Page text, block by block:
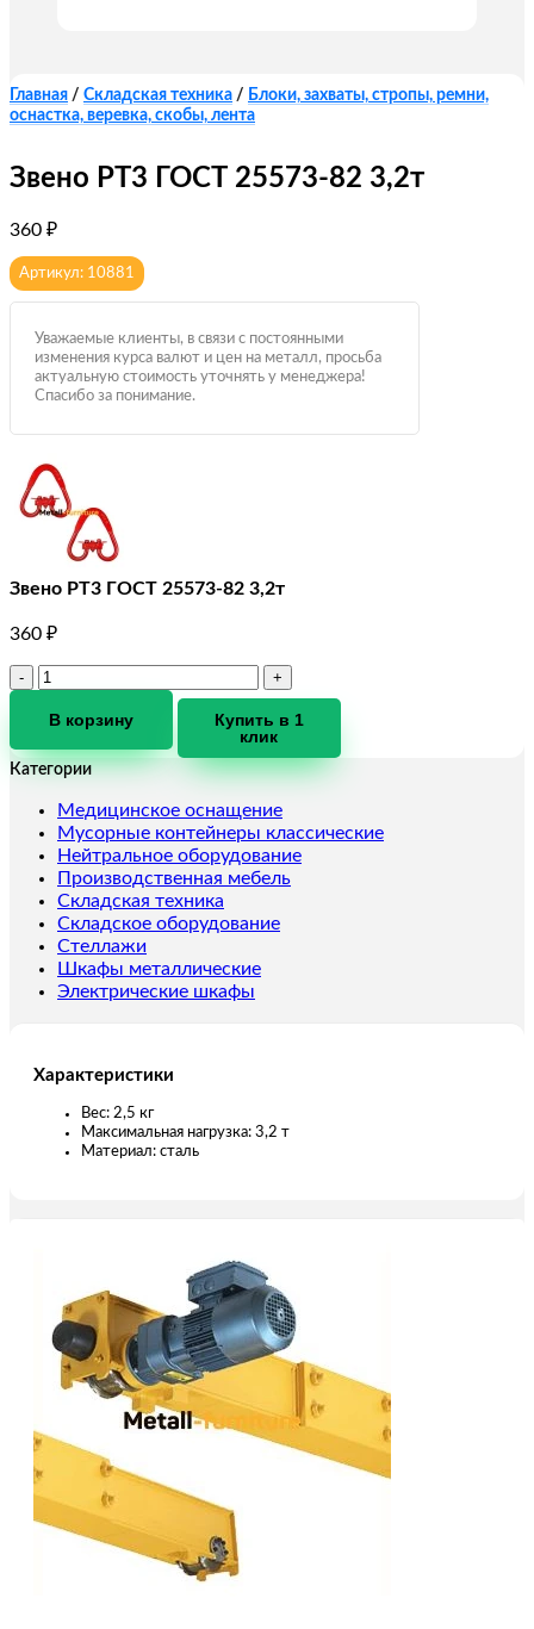
Главная / Складская техника / Блоки, захваты, стропы, ремни,
оснастка, веревка, скобы, лента
Звено РТ3 ГОСТ 25573-82 3,2т
360 ₽
Артикул: 10881
Уважаемые клиенты, в связи с постоянными
изменения курса валют и цен на металл, просьба
актуальную стоимость уточнять у менеджера!
Спасибо за понимание.
Звено РТ3 ГОСТ 25573-82 3,2т
360 ₽
Количество
Звено
ГОСТ
82
3,2т
В корзину
Купить в 1
клик
Категории
Медицинское оснащение
Мусорные контейнеры классические
Нейтральное оборудование
Производственная мебель
Складская техника
Складское оборудование
Стеллажи
Шкафы металлические
Электрические шкафы
Характеристики
Вес: 2,5 кг
Максимальная нагрузка: 3,2 т
Материал: сталь